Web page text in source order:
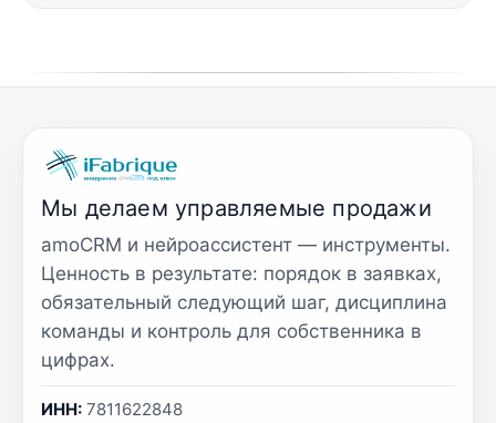
Мы делаем управляемые продажи
amoCRM и нейроассистент — инструменты.
Ценность в результате: порядок в заявках,
обязательный следующий шаг, дисциплина
команды и контроль для собственника в
цифрах.
ИНН: 7811622848